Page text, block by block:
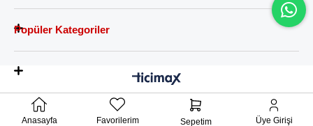
Popüler Kategoriler
Anasayfa Favorilerim Sepetim Üye Girişi